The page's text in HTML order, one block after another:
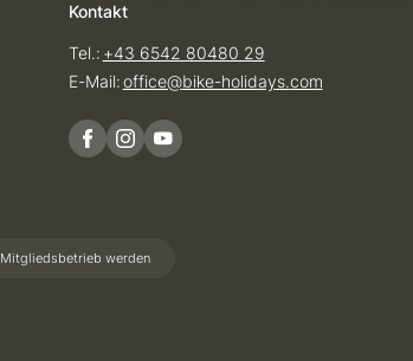
Kontakt
Tel.: +43 6542 80480 29
E-Mail:office@bike-holidays.com
Mitgliedsbetrieb werden